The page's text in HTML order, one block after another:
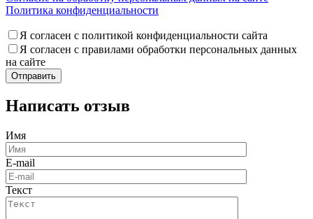
Политика конфиденциальности
Я согласен с политикой конфиденциальности сайта
Я согласен с правилами обработки персональных данных
на сайте
Написать отзыв
Имя
E-mail
Текст